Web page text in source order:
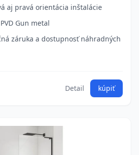
aj pravá orientácia inštalácie
Gun metal
záruka a dostupnosť náhradných
Detail kúpiť